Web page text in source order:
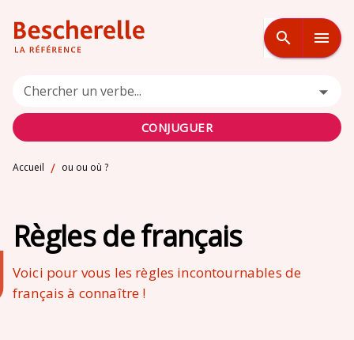
MENU RECHERCHE
PIED DE PAGE
search menu
Chercher un verbe...
CONJUGUER
Accueil / ou ou où ?
Règles de français
Voici pour vous les règles incontournables de
français à connaître !